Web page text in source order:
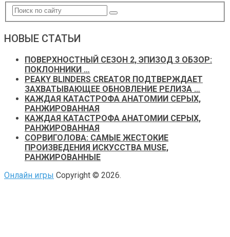
НОВЫЕ СТАТЬИ
ПОВЕРХНОСТНЫЙ СЕЗОН 2, ЭПИЗОД 3 ОБЗОР:
ПОКЛОННИКИ …
PEAKY BLINDERS CREATOR ПОДТВЕРЖДАЕТ
ЗАХВАТЫВАЮЩЕЕ ОБНОВЛЕНИЕ РЕЛИЗА …
КАЖДАЯ КАТАСТРОФА АНАТОМИИ СЕРЫХ,
РАНЖИРОВАННАЯ
КАЖДАЯ КАТАСТРОФА АНАТОМИИ СЕРЫХ,
РАНЖИРОВАННАЯ
СОРВИГОЛОВА: САМЫЕ ЖЕСТОКИЕ
ПРОИЗВЕДЕНИЯ ИСКУССТВА MUSE,
РАНЖИРОВАННЫЕ
Онлайн игры Copyright © 2026.